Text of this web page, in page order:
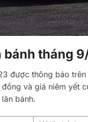
bánh tháng
được thông báo
và giá niêm yết
bánh.